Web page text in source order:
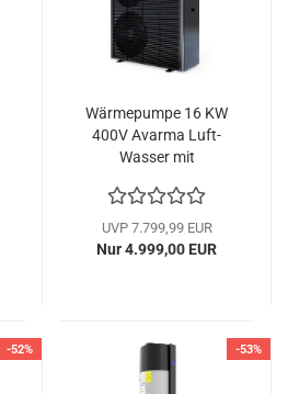
Wärmepumpe 16 KW
400V Avarma Luft-
Wasser mit
Monoblock Hofman
Energy
UVP 7.799,99 EUR
Nur 4.999,00 EUR
-52% -53%